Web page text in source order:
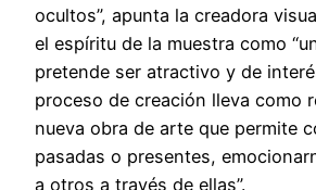
ocultos”, apunta la creadora
el espíritu de la muestra como
pretende ser atractivo y de
proceso de creación lleva como
nueva obra de arte que permite
pasadas o presentes,
a otros a través de ellas”.